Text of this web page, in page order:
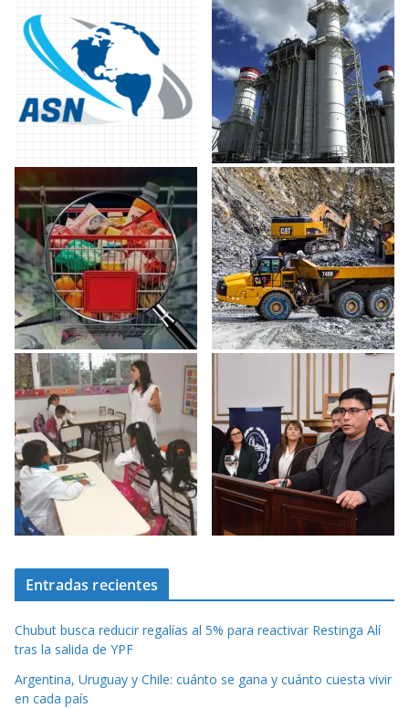
Entradas recientes
Chubut busca reducir regalías al 5% para reactivar Restinga Alí
tras la salida de YPF
Argentina, Uruguay y Chile: cuánto se gana y cuánto cuesta vivir
en cada país